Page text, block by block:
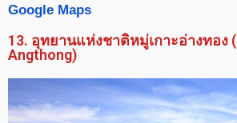
Google Maps
13. อุทยานแห่งชาติหมู่เกาะอ่างทอง
Angthong)